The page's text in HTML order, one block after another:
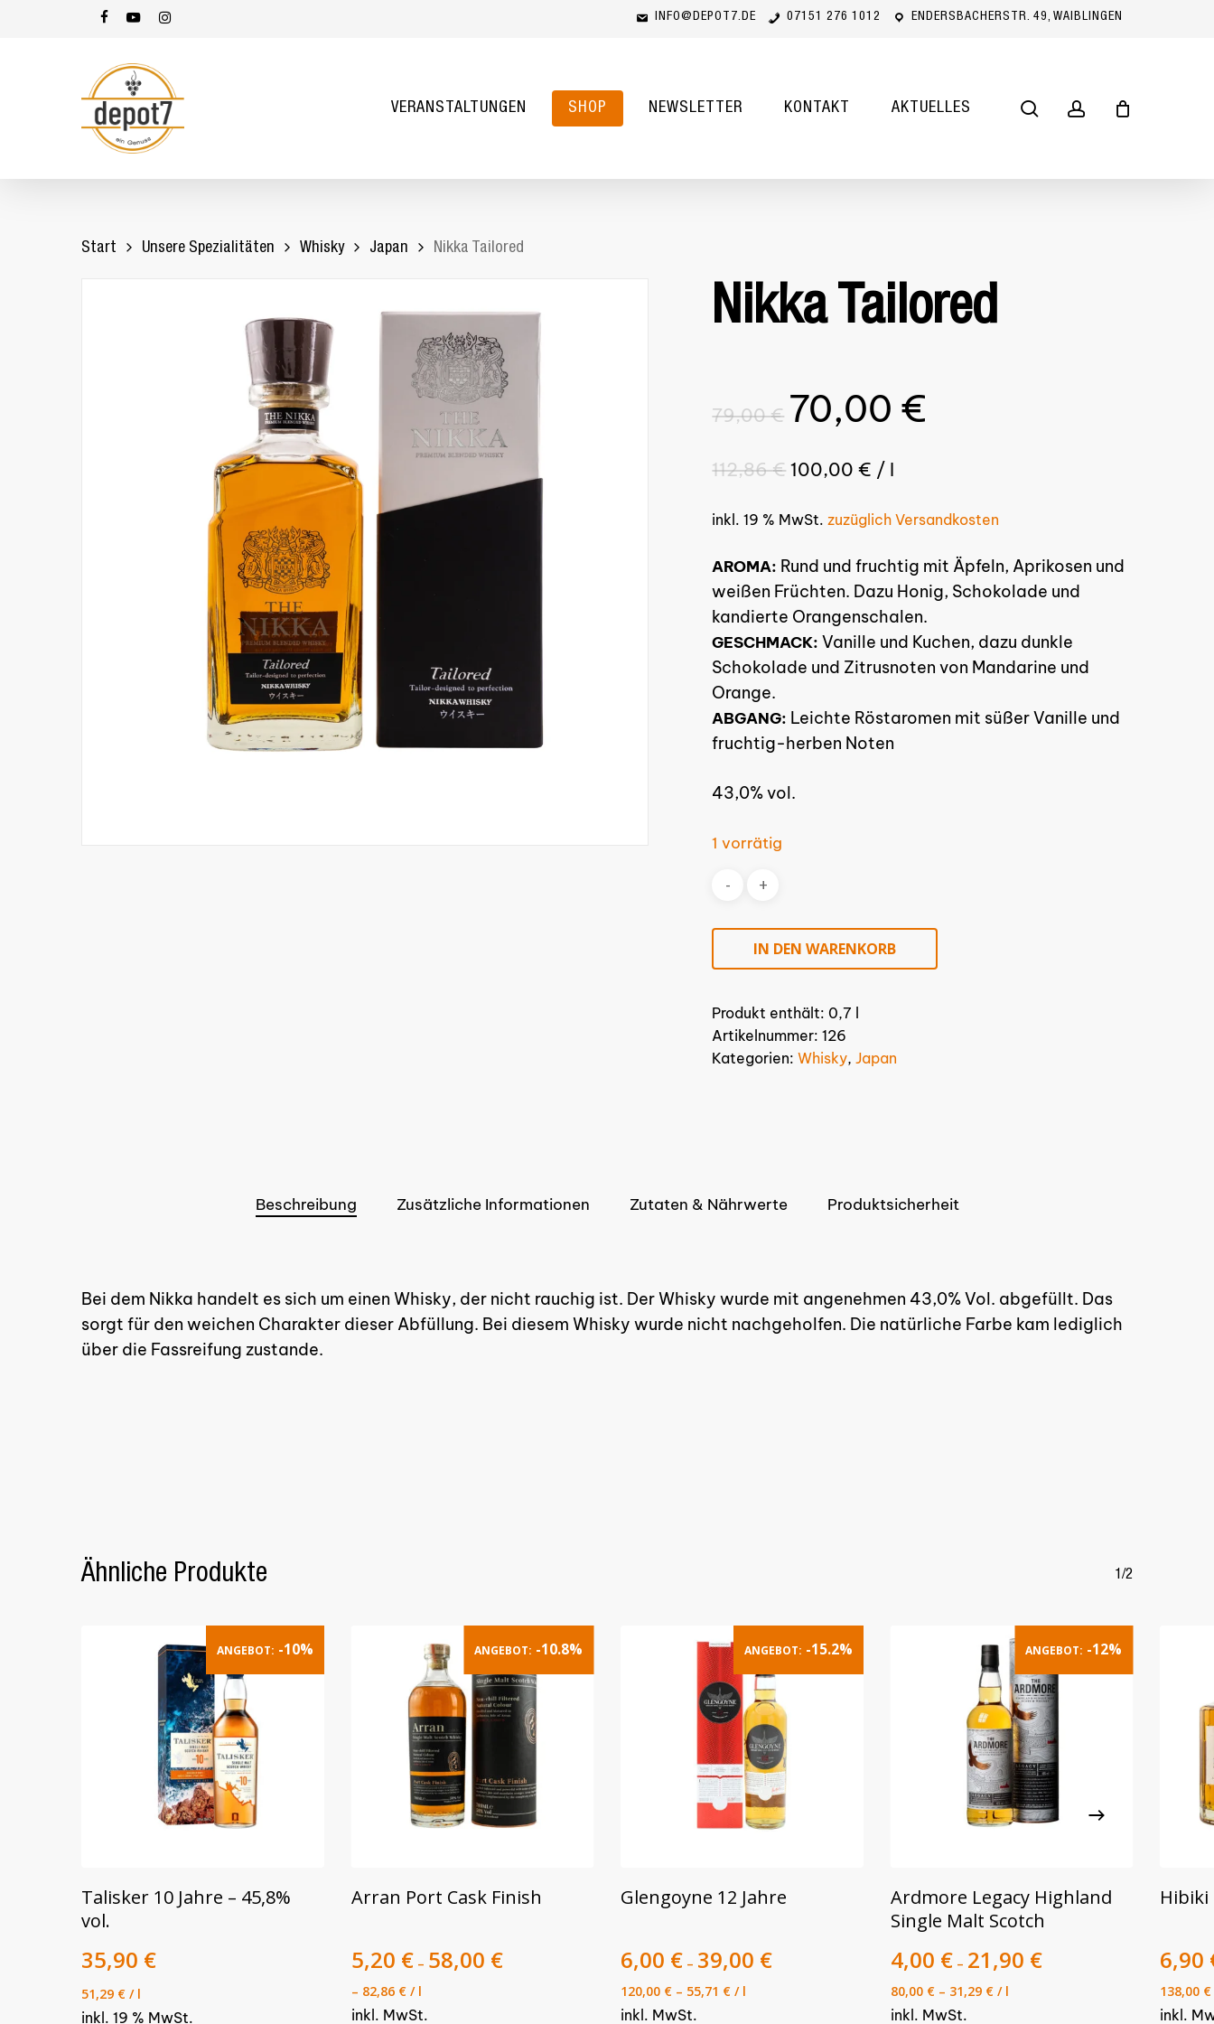
facebookyoutube instagram INFO@DEPOT7.DE 07151 276 1012 ENDERSBACHERSTR. 49, WAIBLINGEN
Hit enter to search or ESC to close
VERANSTALTUNGEN SHOP NEWSLETTER KONTAKT AKTUELLES search account
GO TO SHOP
Start Unsere Spezialitäten Whisky Japan Nikka Tailored
Nikka Tailored
79,00€
Ursprünglicher
Preis
79,00 €
70,00 €
112,86€ 100,00€ / l
inkl. 19 % MwSt. zuzüglich Versandkosten
AROMA: Rund und fruchtig mit Äpfeln, Aprikosen und
weißen Früchten. Dazu Honig, Schokolade und
kandierte Orangenschalen.
GESCHMACK: Vanille und Kuchen, dazu dunkle
Schokolade und Zitrusnoten von Mandarine und
Orange.
ABGANG: Leichte Röstaromen mit süßer Vanille und
fruchtig-herben Noten
43,0% vol.
1 vorrätig
IN DEN WARENKORB
Produkt enthält: 0,7 l
Artikelnummer:126
Kategorien:Whisky,Japan
Beschreibung Zusätzliche Informationen Zutaten & Nährwerte Produktsicherheit
Bei dem Nikka handelt es sich um einen Whisky, der nicht rauchig ist. Der Whisky wurde mit angenehmen 43,0% Vol. abgefüllt. Das
sorgt für den weichen Charakter dieser Abfüllung. Bei diesem Whisky wurde nicht nachgeholfen. Die natürliche Farbe kam lediglich
über die Fassreifung zustande.
Ähnliche Produkte 1/2
ANGEBOT: -10%
IN DEN WARENKORB
Talisker 10 Jahre – 45,8%
vol.
Ursprünglicher
Preis
war:
35,90 €Aktueller
51,29 € / l
inkl. 19 % MwSt.
ANGEBOT: -10.8%
Produkt
mehrere
auf.
Arran Port Cask Finish
5,20 € – 58,00 €
– 82,86 €/ l
inkl. MwSt.
ANGEBOT: -15.2%
Produkt
mehrere
auf.
Glengoyne 12 Jahre
6,00 € – 39,00 €
120,00 € – 55,71 € / l
inkl. MwSt.
ANGEBOT: -12%
Produkt
weist
mehrere
auf.
Ardmore Legacy Highland
Single Malt Scotch
4,00 € – 21,90 €
80,00 €– 31,29 €/ l
inkl. MwSt.
auf.
Hibiki
6,90
138,00 €
inkl.